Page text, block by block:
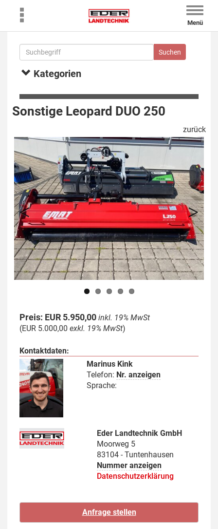
Toggle
Menü
Kategorien
Sonstige Leopard DUO 250
zurück
Previous Next
Preis: EUR 5.950,00 inkl. 19% MwSt
(EUR 5.000,00 exkl. 19% MwSt)
Kontaktdaten:
Marinus Kink
Telefon: Nr. anzeigen
Sprache:
Eder Landtechnik GmbH
Moorweg 5
83104 - Tuntenhausen
Nummer anzeigen
Datenschutzerklärung